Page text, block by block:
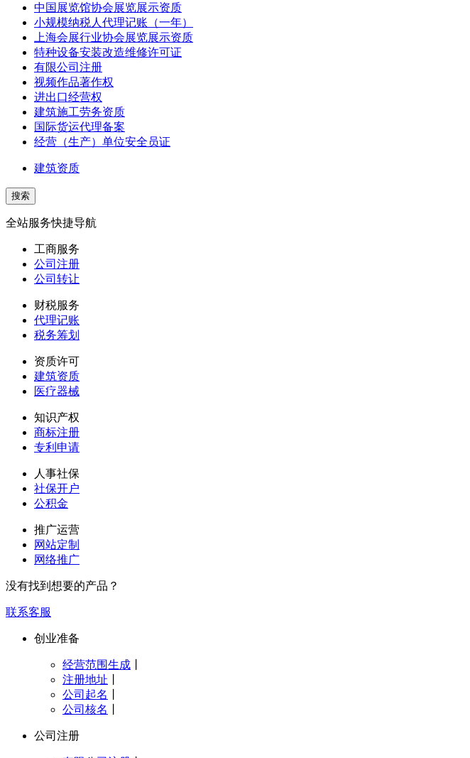
中国展览馆协会展览展示资质
小规模纳税人代理记账（一年）
上海会展行业协会展览展示资质
特种设备安装改造维修许可证
有限公司注册
视频作品著作权
进出口经营权
建筑施工劳务资质
国际货运代理备案
经营（生产）单位安全员证
建筑资质
全站服务快捷导航
工商服务
公司注册
公司转让
财税服务
代理记账
税务筹划
资质许可
建筑资质
医疗器械
知识产权
商标注册
专利申请
人事社保
社保开户
公积金
推广运营
网站定制
网络推广
没有找到想要的产品？
联系客服
创业准备
经营范围生成
注册地址
公司起名
公司核名
公司注册